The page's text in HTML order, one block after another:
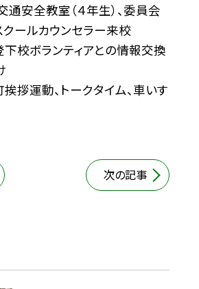
安全教室（４年生）、委員会
ールカウンセラー来校
校ボランティアとの情報交換
拶運動、トークタイム、車いす
次の記事